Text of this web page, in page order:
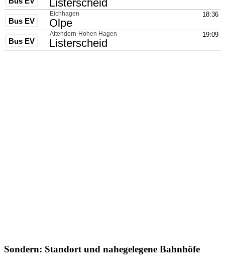
Sondern: Standort und nahegelegene Bahnhöfe